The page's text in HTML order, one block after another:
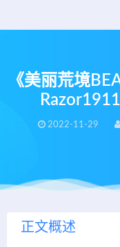
《美丽荒境
2022-11-29
正文概述